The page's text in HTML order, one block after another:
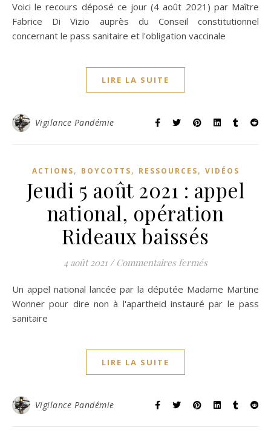
Voici le recours déposé ce jour (4 août 2021) par Maître
Fabrice Di Vizio auprès du Conseil constitutionnel
concernant le pass sanitaire et l'obligation vaccinale
LIRE LA SUITE
Vigilance Pandémie
ACTIONS, BOYCOTTS, RESSOURCES, VIDÉOS
Jeudi 5 août 2021 : appel
national, opération
Rideaux baissés
4 août 2021 / Commentaires ferméssur Jeudi 5
Un appel national lancée par la députée Madame Martine
Wonner pour dire non à l'apartheid instauré par le pass
sanitaire
LIRE LA SUITE
Vigilance Pandémie